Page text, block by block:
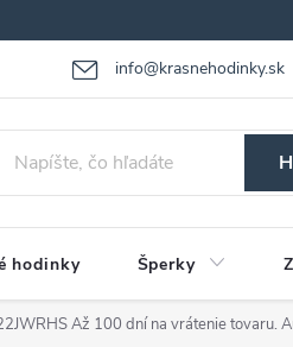
info@krasnehodinky.sk
tovaru Reklamácia tovaru
hodinky Šperky
Až 100 dní na vrátenie tovaru.